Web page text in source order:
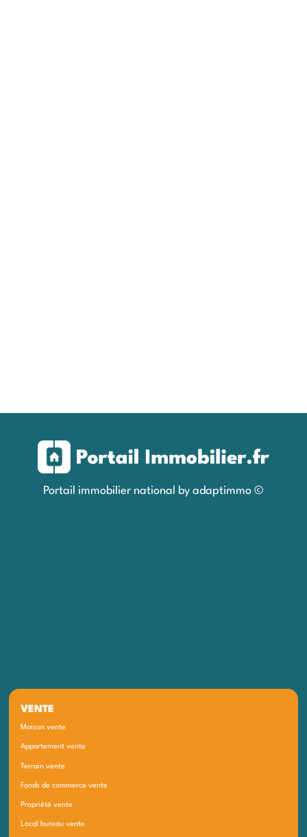
Portail immobilier national by adaptimmo ©
VENTE
Maison vente
Appartement vente
Terrain vente
Local bureau vente
Fonds de commerce vente
Propriété vente